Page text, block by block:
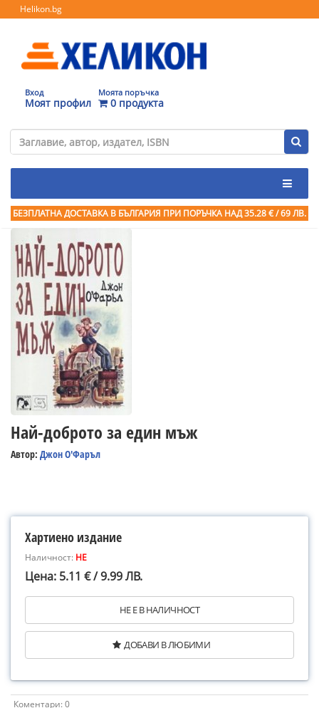
Helikon.bg
Вход
Моят профил
Моята поръчка
0 продукта
БЕЗПЛАТНА ДОСТАВКА В БЪЛГАРИЯ ПРИ ПОРЪЧКА НАД 35.28 € / 69 ЛВ.
Най-доброто за един мъж
Автор: Джон О'Фаръл
Хартиено издание
Наличност: НЕ
Цена: 5.11 € / 9.99 ЛВ.
НЕ Е В НАЛИЧНОСТ
ДОБАВИ В ЛЮБИМИ
Коментари: 0